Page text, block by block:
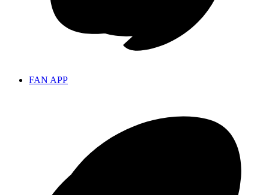
FAN APP